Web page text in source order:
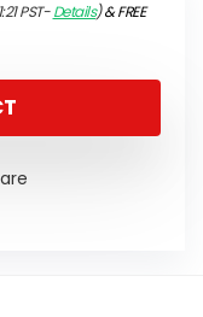
PST-Details)&FREE